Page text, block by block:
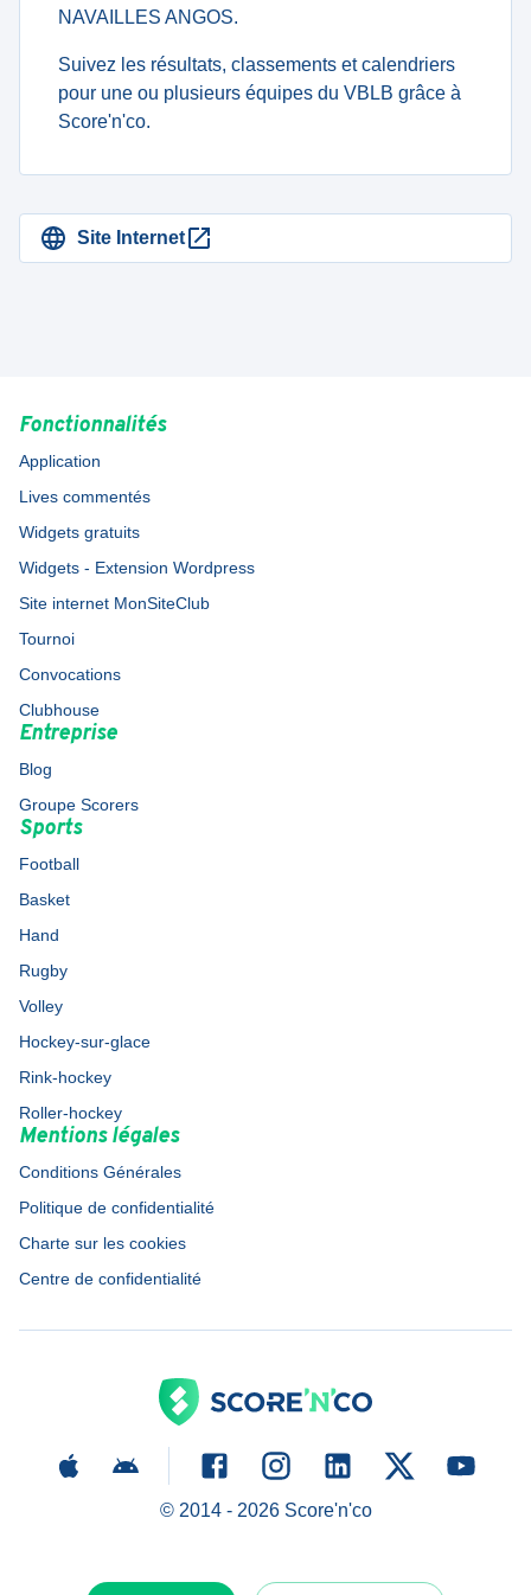
NAVAILLES ANGOS.
Suivez les résultats, classements et calendriers
pour une ou plusieurs équipes du VBLB grâce à
Score'n'co.
Site Internet
Fonctionnalités
Application
Lives commentés
Widgets gratuits
Widgets - Extension Wordpress
Site internet MonSiteClub
Tournoi
Convocations
Clubhouse
Entreprise
Blog
Groupe Scorers
Sports
Football
Basket
Hand
Rugby
Volley
Hockey-sur-glace
Rink-hockey
Roller-hockey
Mentions légales
Conditions Générales
Politique de confidentialité
Charte sur les cookies
Centre de confidentialité
© 2014 - 2026Score'n'co